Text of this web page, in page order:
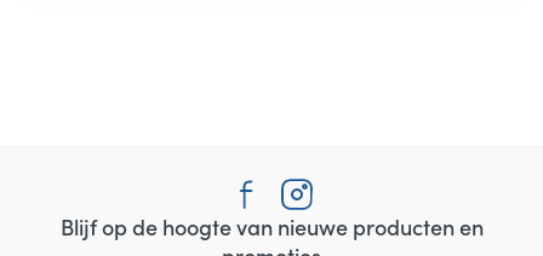
Blijf op de hoogte van nieuwe producten en